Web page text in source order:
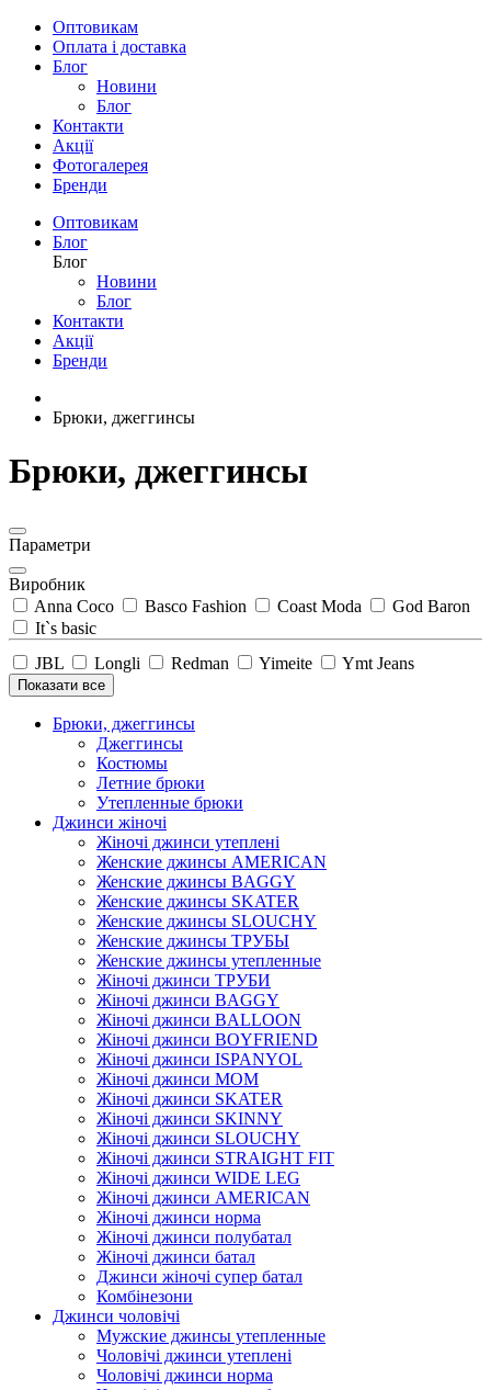
Оптовикам
Оплата і доставка
Блог
Новини
Блог
Контакти
Акції
Фотогалерея
Бренди
Оптовикам
Блог
Блог
Новини
Блог
Контакти
Акції
Бренди
Брюки, джеггинсы
Брюки, джеггинсы
Параметри
Виробник
Anna Coco
Basco Fashion Coast Moda
God Baron
It`s basic
JBL
Longli Redman Yimeite Ymt Jeans
Показати все
Брюки, джеггинсы
Джеггинсы
Костюмы
Летние брюки
Утепленные брюки
Джинси жіночі
Жіночі джинси утеплені
Женские джинсы AMERICAN
Женские джинсы BAGGY
Женские джинсы SKATER
Женские джинсы SLOUCHY
Женские джинсы ТРУБЫ
Женские джинсы утепленные
Жіночі джинси ТРУБИ
Жіночі джинси BAGGY
Жіночі джинси BALLOON
Жіночі джинси BOYFRIEND
Жіночі джинси ISPANYOL
Жіночі джинси МОМ
Жіночі джинси SKATER
Жіночі джинси SKINNY
Жіночі джинси SLOUCHY
Жіночі джинси STRAIGHT FIT
Жіночі джинси WIDE LEG
Жіночі джинси AMERICAN
Жіночі джинси норма
Жіночі джинси полубатал
Жіночі джинси батал
Джинси жіночі супер батал
Комбінезони
Джинси чоловічі
Мужские джинсы утепленные
Чоловічі джинси утеплені
Чоловічі джинси норма